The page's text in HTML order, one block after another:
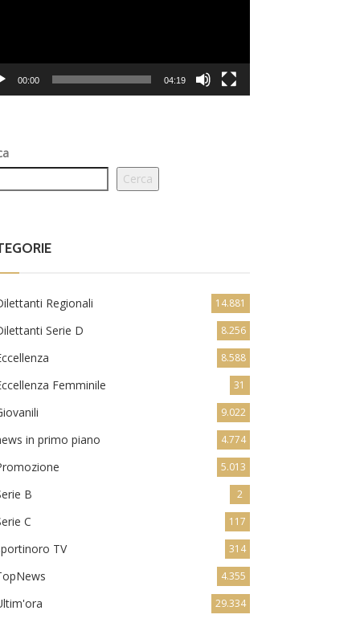
00:00 04:19
Cerca
Regionali 14.881
Serie D 8.256
8.588
Femminile 31
9.022
in primo piano 4.774
5.013
B 2
C 117
TV 314
4.355
29.334